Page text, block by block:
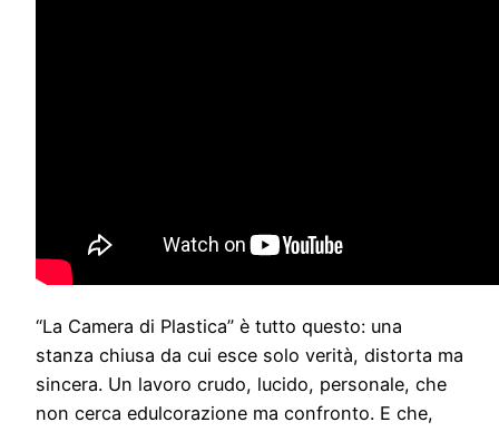
“La Camera di Plastica” è tutto questo: una
stanza chiusa da cui esce solo verità, distorta ma
sincera. Un lavoro crudo, lucido, personale, che
non cerca edulcorazione ma confronto. E che,